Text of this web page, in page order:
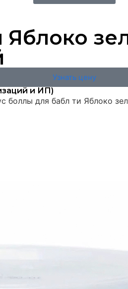
Узнать цену
и ИП)
боллы для бабл ти Яблоко